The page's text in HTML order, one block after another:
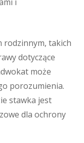
rodzinnym, takich
dotyczące
może
porozumienia.
stawka jest
dla ochrony